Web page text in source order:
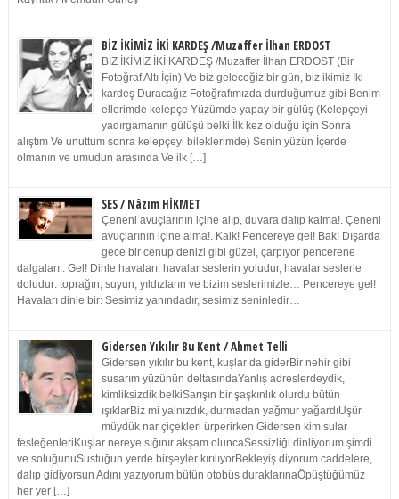
BİZ İKİMİZ İKİ KARDEŞ /Muzaffer İlhan ERDOST
BİZ İKİMİZ İKİ KARDEŞ /Muzaffer İlhan ERDOST (Bir
Fotoğraf Altı İçin) Ve biz geleceğiz bir gün, biz ikimiz İki
kardeş Duracağız Fotoğrafımızda durduğumuz gibi Benim
ellerimde kelepçe Yüzümde yapay bir gülüş (Kelepçeyi
yadırgamanın gülüşü belki İlk kez olduğu için Sonra
alıştım Ve unuttum sonra kelepçeyi bileklerimde) Senin yüzün İçerde
olmanın ve umudun arasında Ve ilk […]
SES / Nâzım HİKMET
Çeneni avuçlarının içine alıp, duvara dalıp kalma!. Çeneni
avuçlarının içine alma!. Kalk! Pencereye gel! Bak! Dışarda
gece bir cenup denizi gibi güzel, çarpıyor pencerene
dalgaları.. Gel! Dinle havaları: havalar seslerin yoludur, havalar seslerle
doludur: toprağın, suyun, yıldızların ve bizim seslerimizle… Pencereye gel!
Havaları dinle bir: Sesimiz yanındadır, sesimiz seninledir…
Gidersen Yıkılır Bu Kent / Ahmet Telli
Gidersen yıkılır bu kent, kuşlar da giderBir nehir gibi
susarım yüzünün deltasındaYanlış adreslerdeydik,
kimliksizdik belkiSarışın bir şaşkınlık olurdu bütün
ışıklarBiz mi yalnızdık, durmadan yağmur yağardıÜşür
müydük nar çiçekleri ürperirken Gidersen kim sular
fesleğenleriKuşlar nereye sığınır akşam oluncaSessizliği dinliyorum şimdi
ve soluğunuSustuğun yerde birşeyler kırılıyorBekleyiş diyorum caddelere,
dalıp gidiyorsun Adını yazıyorum bütün otobüs duraklarınaÖpüştüğümüz
her yer […]